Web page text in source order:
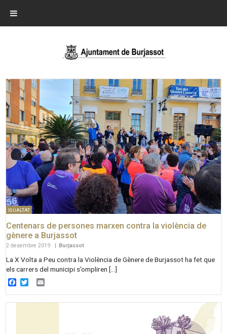
IGUALTAT
Centenars de persones marxen contra la violència de
gènere a Burjassot
2 desembre 2019 Burjassot
La X Volta a Peu contra la Violència de Gènere de Burjassot ha fet que
els carrers del municipi s’ompliren […]
Facebook
Twitter